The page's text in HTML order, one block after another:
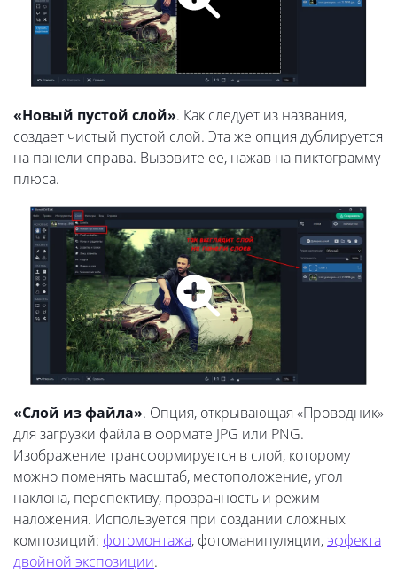
«Новый пустой слой». Как следует из названия,
создает чистый пустой слой. Эта же опция дублируется
на панели справа. Вызовите ее, нажав на пиктограмму
плюса.
«Слой из файла». Опция, открывающая «Проводник»
для загрузки файла в формате JPG или PNG.
Изображение трансформируется в слой, которому
можно поменять масштаб, местоположение, угол
наклона, перспективу, прозрачность и режим
наложения. Используется при создании сложных
композиций: фотомонтажа, фотоманипуляции,эффекта
двойной экспозиции.